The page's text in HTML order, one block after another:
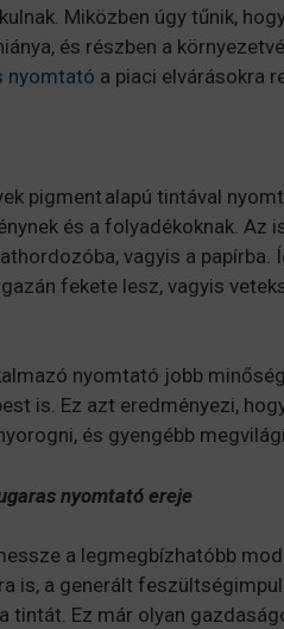
Miközben úgy tűnik,
és részben a
nyomtató a piaci elvárásokra
pigment alapú tintával
és a folyadékoknak. Az
vagyis a papírba.
fekete lesz, vagyis
nyomtató jobb
is. Ez azt eredményezi,
és gyengébb
nyomtató ereje
a legmegbízhatóbb
is, a generált
tintát. Ez már olyan